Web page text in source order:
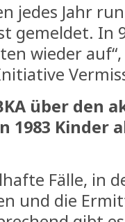
jedes Jahr
gemeldet. In
wieder
über den
1983 Kinder
Fälle, in
und die